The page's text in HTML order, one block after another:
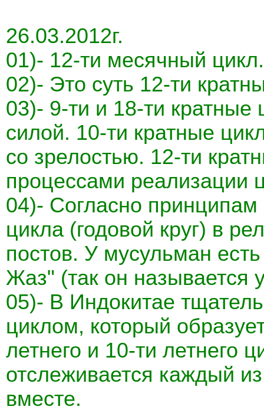
26.03.2012г.
01)- 12-ти месячный цикл.
02)- Это суть 12-ти
03)- 9-ти и 18-ти
силой. 10-ти кратные
со зрелостью. 12-ти
процессами реализации
04)- Согласно принципам
цикла (годовой круг) в
постов. У мусульман
Жаз" (так он называется
05)- В Индокитае
циклом, который
летнего и 10-ти летнего
отслеживается каждый
вместе.